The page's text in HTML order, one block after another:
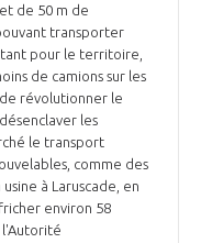
de 50 m de
transporter
pour le territoire,
de camions sur les
révolutionner le
les
le transport
comme des
à Laruscade, en
environ 58
l'Autorité